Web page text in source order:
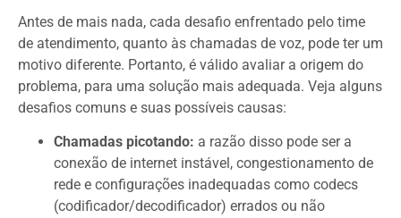
Antes de mais nada, cada desafio enfrentado pelo time
de atendimento, quanto às chamadas de voz, pode ter um
motivo diferente. Portanto, é válido avaliar a origem do
problema, para uma solução mais adequada. Veja alguns
desafios comuns e suas possíveis causas:
Chamadas picotando: a razão disso pode ser a
conexão de internet instável, congestionamento de
rede e configurações inadequadas como codecs
(codificador/decodificador) errados ou não